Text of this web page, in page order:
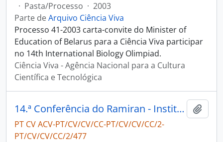
· Pasta/Processo · 2003
Parte deArquivo Ciência Viva
Processo 41-2003 carta-convite do Minister of
Education of Belarus para a Ciência Viva participar
no 14th International Biology Olimpiad.
Ciência Viva - Agência Nacional para a Cultura
Científica e Tecnológica
14.ª Conferência do Ramiran - Instituto Superior Técnico
PT CV ACV-PT/CV/CV/CC-PT/CV/CV/CC/2-
PT/CV/CV/CC/2/477